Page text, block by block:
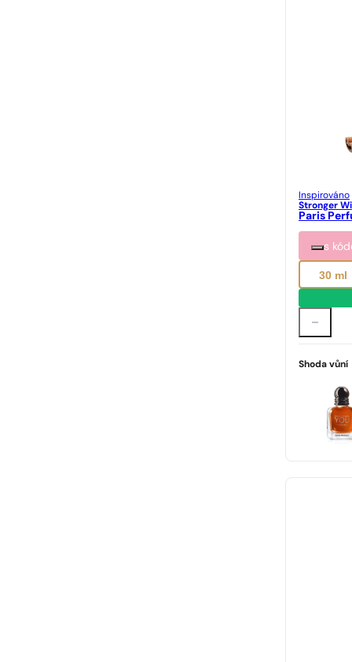
Inspirováno
Stronger
Paris
s
30 ml
Shoda vůní